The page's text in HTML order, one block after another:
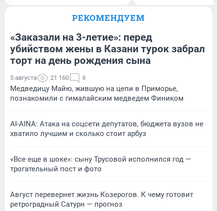
РЕКОМЕНДУЕМ
«Заказали на 3-летие»: перед
убийством жены в Казани турок забрал
торт на день рождения сына
5 августа 21 160 6
Медведицу Майю, жившую на цепи в Приморье,
познакомили с гималайским медведем Фиником
AI-AINA: Атака на соцсети депутатов, бюджета вузов не
хватило лучшим и сколько стоит арбуз
«Все еще в шоке»: сыну Трусовой исполнился год —
трогательный пост и фото
Август перевернет жизнь Козерогов. К чему готовит
ретроградный Сатурн — прогноз